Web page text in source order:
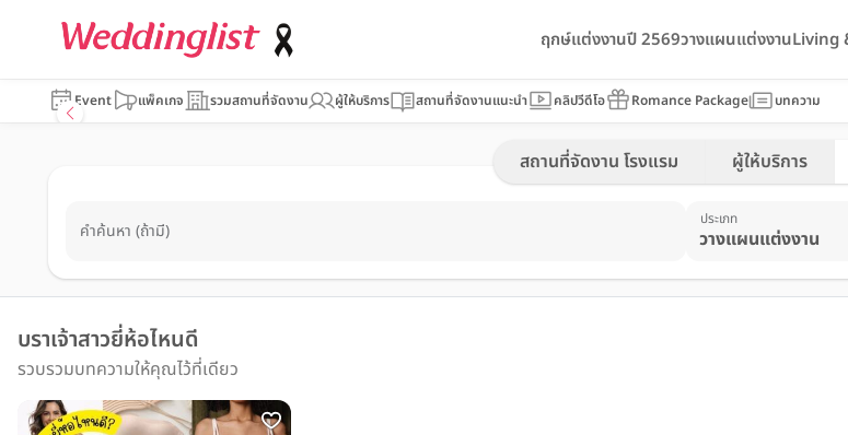
ฤกษ์แต่งงานปี 2569วางแผนแต่งงานLiving
Event แพ็คเกจ รวมสถานที่จัดงาน ผู้ให้บริการ สถานที่จัดงานแนะนำ คลิปวีดีโอ Romance Package บทความ
สถานที่จัดงาน โรงแรม ผู้ให้บริการ
คำค้นหา (ถ้ามี)
ประเภท
บราเจ้าสาวยี่ห้อไหนดี
รวบรวมบทความให้คุณไว้ที่เดียว